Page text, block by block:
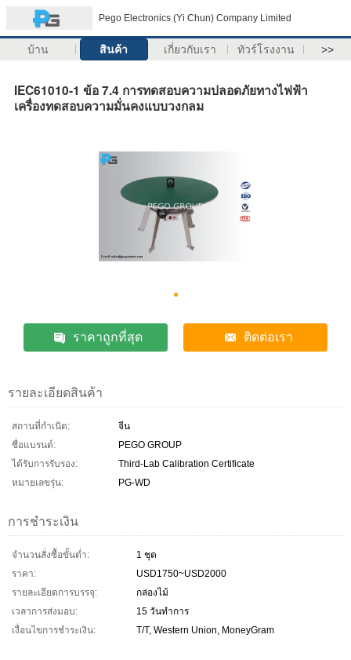
Pego Electronics (Yi Chun) Company Limited
บ้าน สินค้า เกี่ยวกับเรา ทัวร์โรงงาน >>
IEC61010-1 ข้อ 7.4 การทดสอบความปลอดภัยทางไฟฟ้า
เครื่องทดสอบความมั่นคงแบบวงกลม
ราคาถูกที่สุด ติดต่อเรา
รายละเอียดสินค้า
สถานที่กำเนิด:
จีน
ชื่อแบรนด์:
PEGO GROUP
ได้รับการรับรอง:
Third-Lab Calibration Certificate
หมายเลขรุ่น:
PG-WD
การชำระเงิน
จำนวนสั่งซื้อขั้นต่ำ:
1 ชุด
ราคา:
USD1750~USD2000
รายละเอียดการบรรจุ:
กล่องไม้
เวลาการส่งมอบ:
15 วันทำการ
เงื่อนไขการชำระเงิน:
T/T, Western Union, MoneyGram